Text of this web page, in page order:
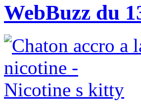
WebBuzz du